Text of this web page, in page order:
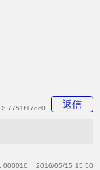
返信
7751f17dc0
000016 2016/05/15 15:50